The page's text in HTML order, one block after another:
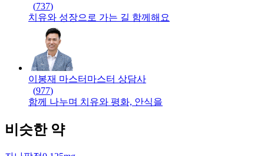
(737)
치유와 성장으로 가는 길 함께해요
이봉재 마스터 마스터 상담사
(977)
함께 나누며 치유와 평화, 안식을
비슷한 약